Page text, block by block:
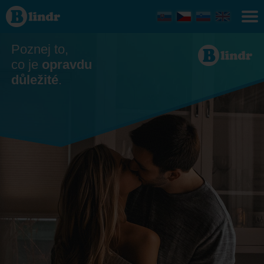
Seznamka
- On
hledá ji
Poznej to,
co je opravdu
důležité.